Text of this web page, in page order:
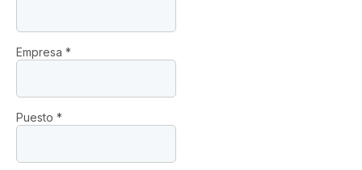
Empresa *
Puesto *